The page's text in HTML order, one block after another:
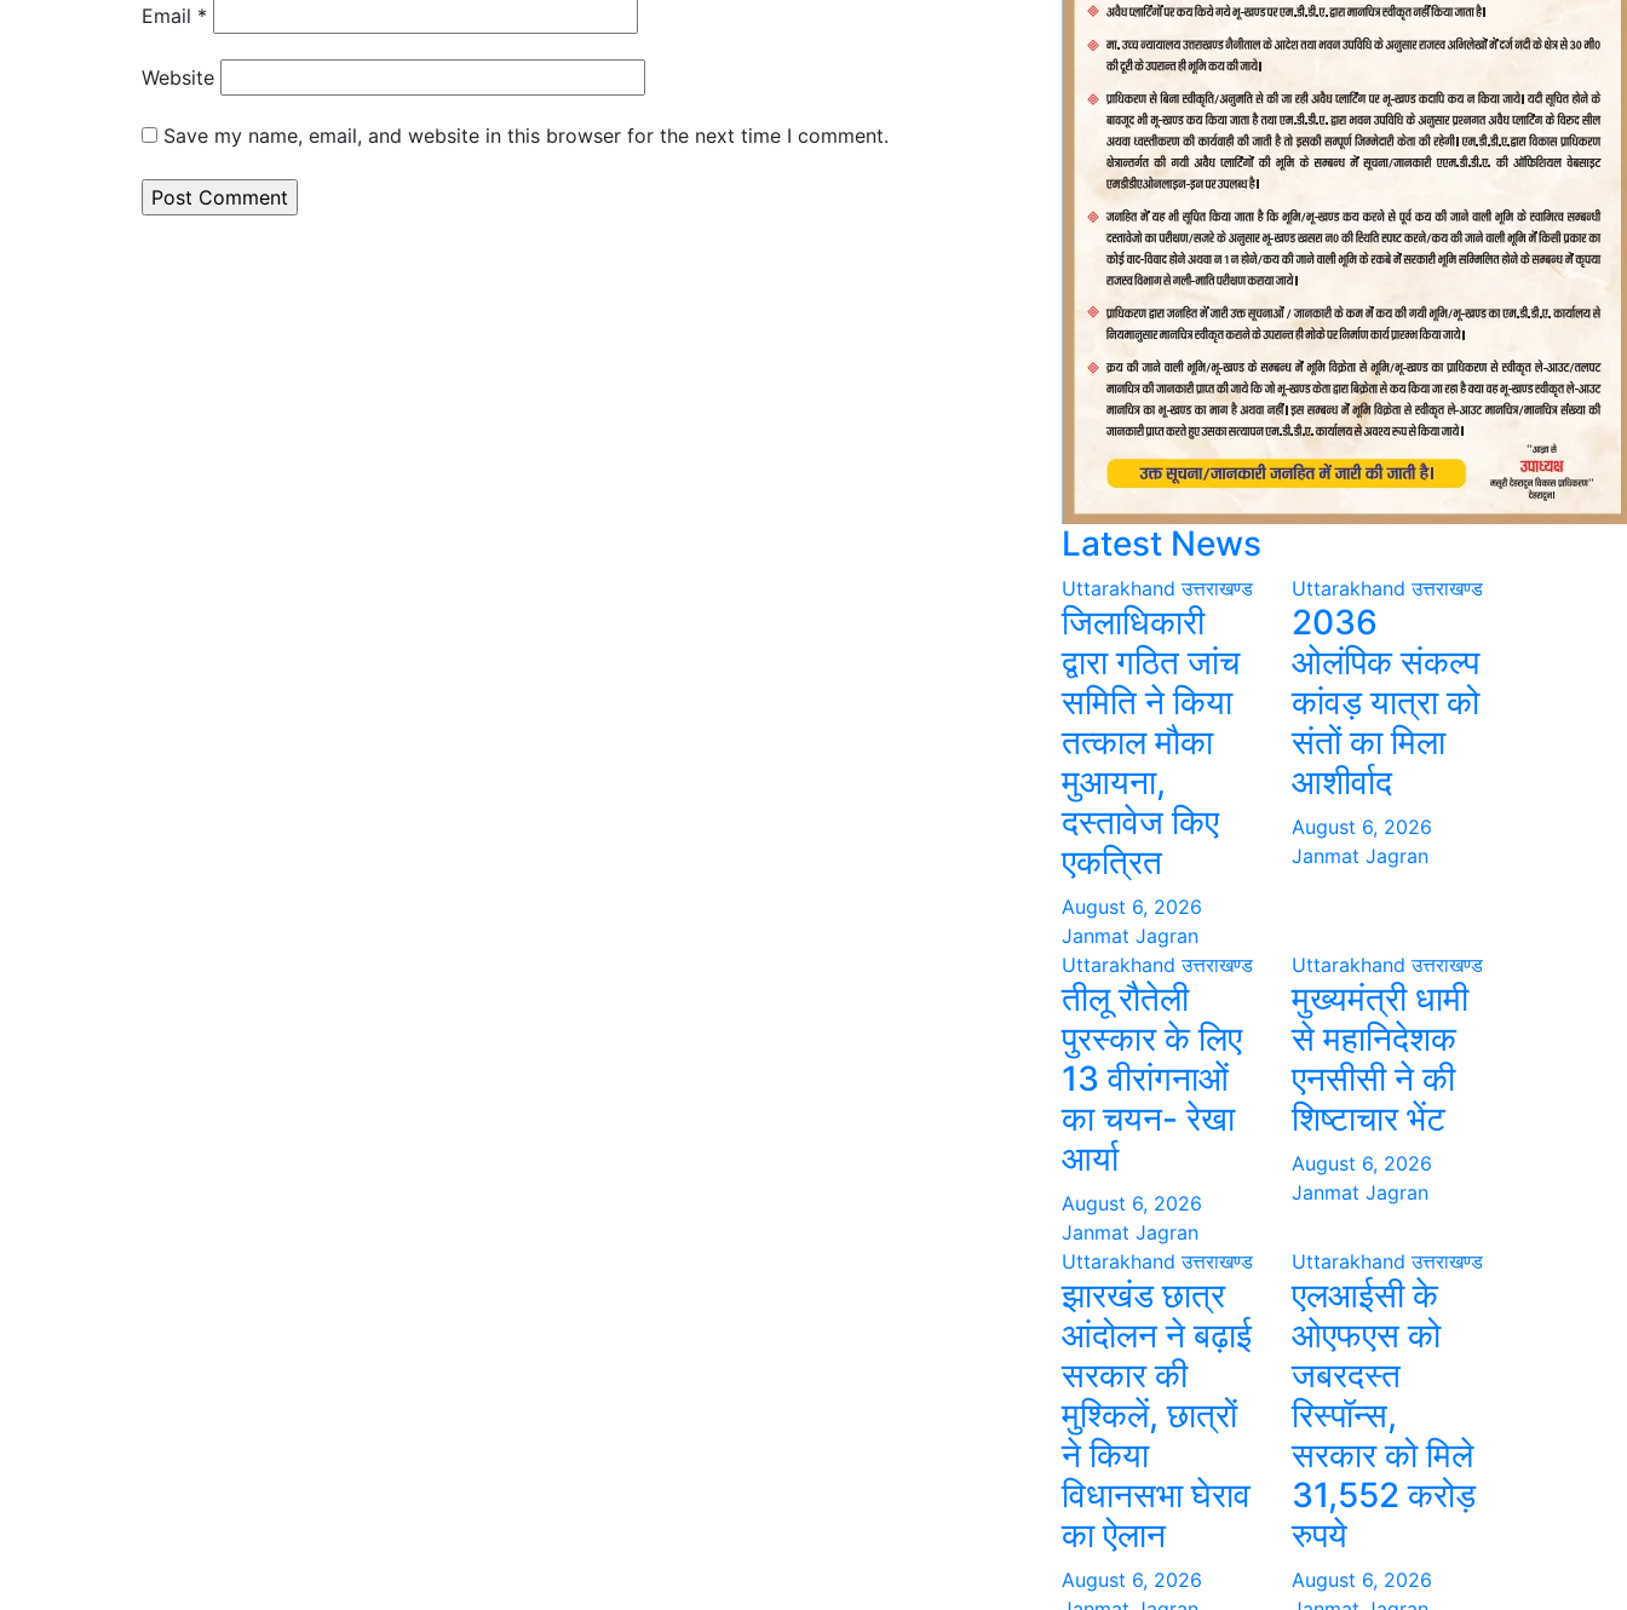
Email *
Website
Save my name, email, and website in this browser for the next time I comment.
Latest News
Uttarakhand उत्तराखण्ड
जिलाधिकारी
द्वारा गठित जांच
समिति ने किया
तत्काल मौका
मुआयना,
दस्तावेज किए
एकत्रित
August 6, 2026
Janmat Jagran
Uttarakhand उत्तराखण्ड
2036
ओलंपिक संकल्प
कांवड़ यात्रा को
संतों का मिला
आशीर्वाद
August 6, 2026
Janmat Jagran
Uttarakhand उत्तराखण्ड
तीलू रौतेली
पुरस्कार के लिए
13 वीरांगनाओं
का चयन- रेखा
आर्या
August 6, 2026
Janmat Jagran
Uttarakhand उत्तराखण्ड
मुख्यमंत्री धामी
से महानिदेशक
एनसीसी ने की
शिष्टाचार भेंट
August 6, 2026
Janmat Jagran
Uttarakhand उत्तराखण्ड
झारखंड छात्र
आंदोलन ने बढ़ाई
सरकार की
मुश्किलें, छात्रों
ने किया
विधानसभा घेराव
का ऐलान
August 6, 2026
Uttarakhand उत्तराखण्ड
एलआईसी के
ओएफएस को
जबरदस्त
रिस्पॉन्स,
सरकार को मिले
31,552 करोड़
रुपये
August 6, 2026